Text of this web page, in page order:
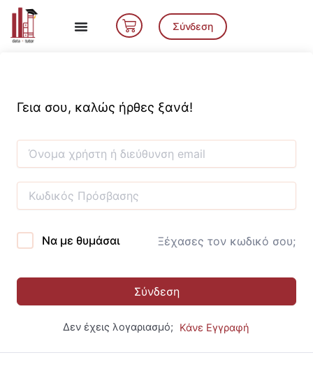
Μετάβαση
περιεχόμενο
Cart Σύνδεση
Γεια σου, καλώς ήρθες ξανά!
Να με θυμάσαι Ξέχασες τον κωδικό σου;
Σύνδεση
Δεν έχεις λογαριασμό; Κάνε Εγγραφή